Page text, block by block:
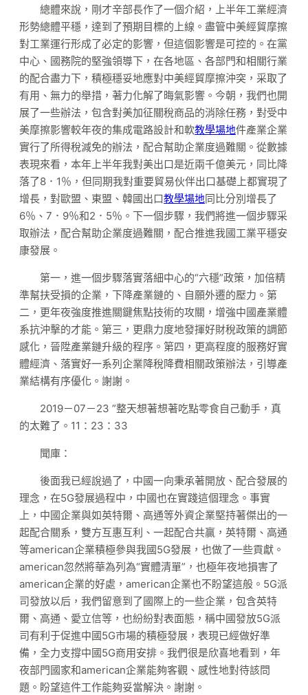
總體來說，剛才辛部長作了一個介紹，上半年工業經濟
形勢總體平穩，達到了預期目標的上線。盡管中美經貿摩擦
對工業運行形成了必定的影響，但這個影響是可控的。在黨
中心、國務院的堅強領導下，在各地區、各部門和相關行業
的配合盡力下，積極穩妥地應對中美經貿摩擦沖突，采取了
有用、無力的舉措，著力化解了晦氣影響。今朝，我們也開
展了一些辦法，包含對美加征關稅商品的消除任務，對受中
美摩擦影響較年夜的集成電路設計和軟教學場地件產業企業
實行了所得稅減免的辦法，配合幫助企業度過難關。從數據
表現來看，本年上半年我對美出口是近兩千億美元，同比降
落了8．1％，但同期我對重要貿易伙伴出口基礎上都實現了
增長，對歐盟、東盟、韓國出口教學場地同比分別增長了
6％、7．9％和2．5％。下一個步驟，我們將進一個步驟采
取辦法，配合幫助企業度過難關，配合推進我國工業平穩安
康發展。
第一，進一個步驟落實落細中心的“六穩”政策，加倍精
準幫扶受損的企業，下降產業鏈的、自願外遷的壓力。第
二，更年夜強度推進關鍵焦點技術的攻關，增強中國產業體
系抗沖擊的才能。第三，更鼎力度地發揮好財稅政策的調節
感化，晉陞產業鏈升級的程序。第四，更高程度的服務好實
體經濟、落實好一系列企業降稅降費相關政策辦法，引導產
業結構有序優化。謝謝。
2019－07－23 ”整天想著想著吃點零食自己動手，真
的太難了。11：23：33
聞庫：
後面我已經說過了，中國一向秉承著開放、配合發展的
理念，在5G發展過程中，中國也在實踐這個理念。事實
上，中國企業與如英特爾、高通等外資企業堅持著傑出的一
起配合關系，雙方互惠互利、一起配合共贏，英特爾、高通
等american企業積極參與我國5G發展，也做了一些貢獻。
american忽然將華為列為“實體清單”，也極年夜地損害了
american企業的好處，american企業也不盼望這般。5G派
司發放以后，我們留意到了國際上的一些企業，包含英特
爾、高通、愛立信等，也紛紛對表面態，稱中國發放5G派
司有利于促進中國5G市場的積極發展，表現已經做好準
備，全力支撐中國5G商用安排。我們很是欣喜地看到，年
夜部門國家和american企業能夠客觀、感性地對待該問
題。盼望這件工作能夠妥當解決。謝謝。